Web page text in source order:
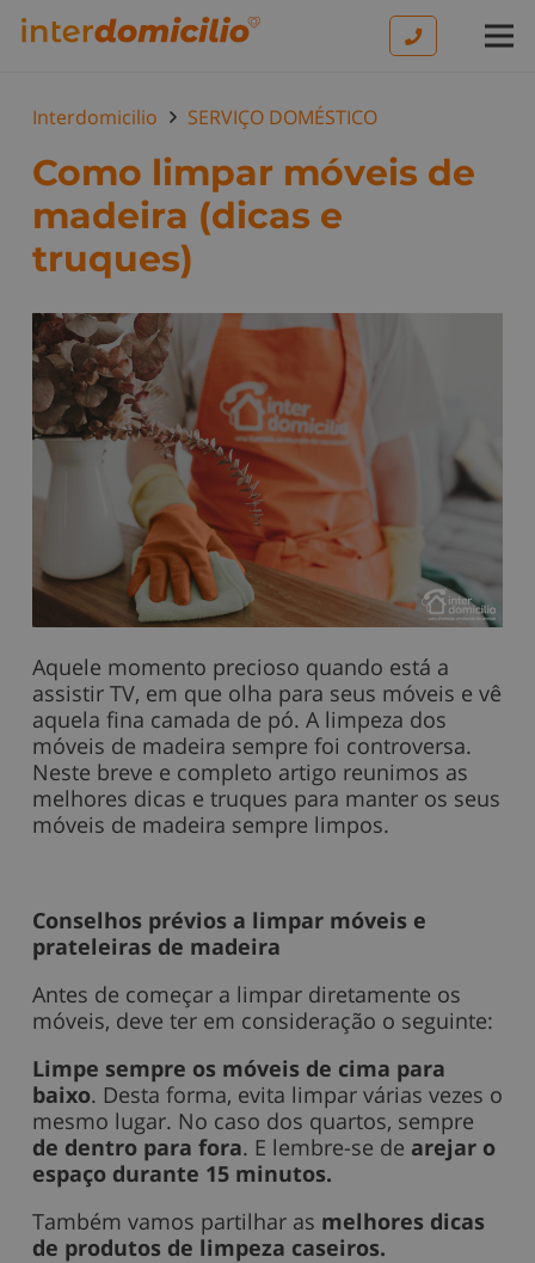
Interdomicilio SERVIÇO DOMÉSTICO
Como limpar móveis de
madeira (dicas e
truques)
Aquele momento precioso quando está a
assistir TV, em que olha para seus móveis e vê
aquela fina camada de pó. A limpeza dos
móveis de madeira sempre foi controversa.
Neste breve e completo artigo reunimos as
melhores dicas e truques para manter os seus
móveis de madeira sempre limpos.
Conselhos prévios a limpar móveis e
prateleiras de madeira
Antes de começar a limpar diretamente os
móveis, deve ter em consideração o seguinte:
Limpe sempre os móveis de cima para
baixo. Desta forma, evita limpar várias vezes o
mesmo lugar. No caso dos quartos, sempre
de dentro para fora. E lembre-se de arejar o
espaço durante 15 minutos.
Também vamos partilhar as melhores dicas
de produtos de limpeza caseiros.